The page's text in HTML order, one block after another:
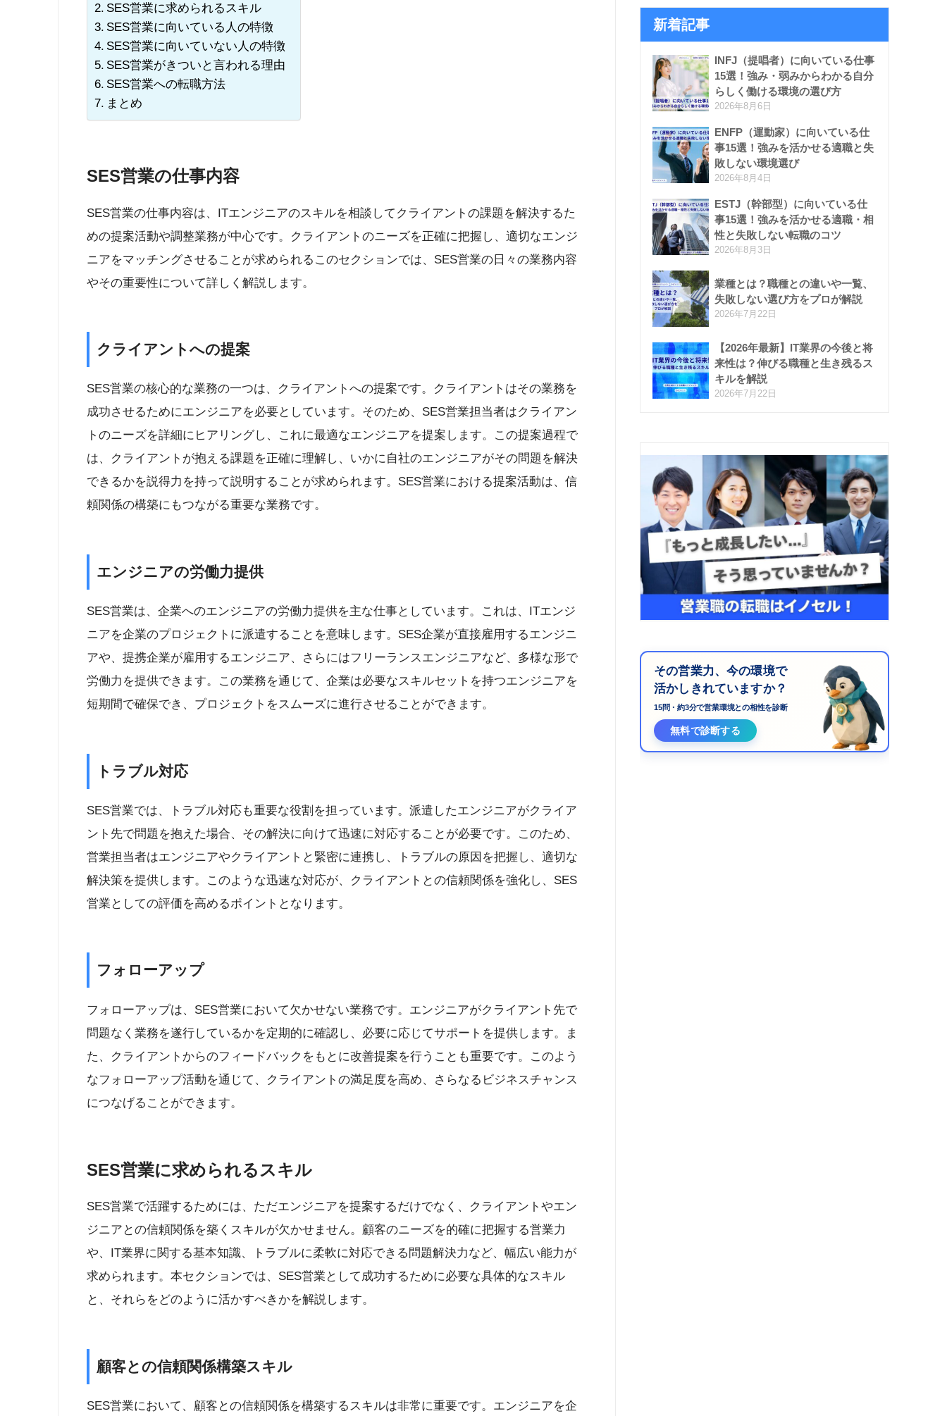
SES営業に求められるスキル
SES営業に向いている人の特徴
SES営業に向いていない人の特徴
SES営業がきついと言われる理由
SES営業への転職方法
まとめ
SES営業の仕事内容
SES営業の仕事内容は、ITエンジニアのスキルを相談してクライアントの課題を解決するた
めの提案活動や調整業務が中心です。クライアントのニーズを正確に把握し、適切なエンジ
ニアをマッチングさせることが求められるこのセクションでは、SES営業の日々の業務内容
やその重要性について詳しく解説します。
クライアントへの提案
SES営業の核心的な業務の一つは、クライアントへの提案です。クライアントはその業務を
成功させるためにエンジニアを必要としています。そのため、SES営業担当者はクライアン
トのニーズを詳細にヒアリングし、これに最適なエンジニアを提案します。この提案過程で
は、クライアントが抱える課題を正確に理解し、いかに自社のエンジニアがその問題を解決
できるかを説得力を持って説明することが求められます。SES営業における提案活動は、信
頼関係の構築にもつながる重要な業務です。
エンジニアの労働力提供
SES営業は、企業へのエンジニアの労働力提供を主な仕事としています。これは、ITエンジ
ニアを企業のプロジェクトに派遣することを意味します。SES企業が直接雇用するエンジニ
アや、提携企業が雇用するエンジニア、さらにはフリーランスエンジニアなど、多様な形で
労働力を提供できます。この業務を通じて、企業は必要なスキルセットを持つエンジニアを
短期間で確保でき、プロジェクトをスムーズに進行させることができます。
トラブル対応
SES営業では、トラブル対応も重要な役割を担っています。派遣したエンジニアがクライア
ント先で問題を抱えた場合、その解決に向けて迅速に対応することが必要です。このため、
営業担当者はエンジニアやクライアントと緊密に連携し、トラブルの原因を把握し、適切な
解決策を提供します。このような迅速な対応が、クライアントとの信頼関係を強化し、SES
営業としての評価を高めるポイントとなります。
フォローアップ
フォローアップは、SES営業において欠かせない業務です。エンジニアがクライアント先で
問題なく業務を遂行しているかを定期的に確認し、必要に応じてサポートを提供します。ま
た、クライアントからのフィードバックをもとに改善提案を行うことも重要です。このよう
なフォローアップ活動を通じて、クライアントの満足度を高め、さらなるビジネスチャンス
につなげることができます。
SES営業に求められるスキル
SES営業で活躍するためには、ただエンジニアを提案するだけでなく、クライアントやエン
ジニアとの信頼関係を築くスキルが欠かせません。顧客のニーズを的確に把握する営業力
や、IT業界に関する基本知識、トラブルに柔軟に対応できる問題解決力など、幅広い能力が
求められます。本セクションでは、SES営業として成功するために必要な具体的なスキル
と、それらをどのように活かすべきかを解説します。
顧客との信頼関係構築スキル
SES営業において、顧客との信頼関係を構築するスキルは非常に重要です。エンジニアを企
新着記事
INFJ（提唱者）に向いている仕事
15選！強み・弱みからわかる自分
らしく働ける環境の選び方
2026年8月6日
ENFP（運動家）に向いている仕
事15選！強みを活かせる適職と失
敗しない環境選び
2026年8月4日
ESTJ（幹部型）に向いている仕
事15選！強みを活かせる適職・相
性と失敗しない転職のコツ
2026年8月3日
業種とは？職種との違いや一覧、
失敗しない選び方をプロが解説
2026年7月22日
【2026年最新】IT業界の今後と将
来性は？伸びる職種と生き残るス
キルを解説
2026年7月22日
その営業力、今の環境で
活かしきれていますか？
15問・約3分で営業環境との相性を診断
無料で診断する